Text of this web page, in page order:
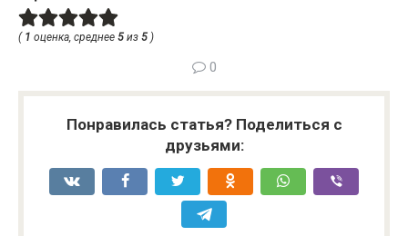
( 1 оценка, среднее 5 из 5 )
0
Понравилась статья? Поделиться с
друзьями: